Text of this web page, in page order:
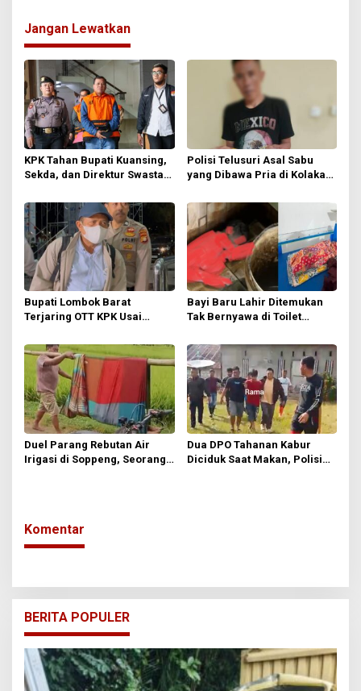
a
s
i
p
o
s
Jangan Lewatkan
KPK Tahan Bupati Kuansing,
Sekda, dan Direktur Swasta
Jabatan
Polisi Telusuri Asal Sabu
yang Dibawa Pria di Kolaka
Arena Sabung Ayam
Bupati Lombok Barat
Terjaring OTT KPK Usai
Kantor Langsung Disegel
Bayi Baru Lahir Ditemukan
Tak Bernyawa di Toilet
Sejumlah Fakta Penting
Duel Parang Rebutan Air
Irigasi di Soppeng, Seorang
Dua DPO Tahanan Kabur
Diciduk Saat Makan, Polisi
Komentar
BERITA POPULER